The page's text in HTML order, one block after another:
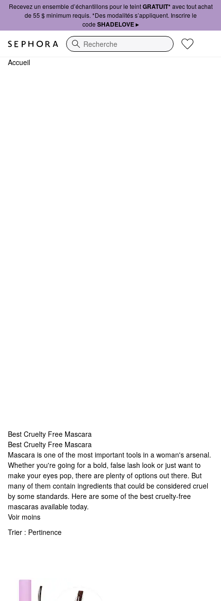
Recevez un ensemble d’échantillons pour le teintGRATUIT*avec tout achat
de 55 $ minimum requis. *Des modalités s’appliquent. Inscrire le
code SHADELOVE ▸
Recherche
Accueil
Best Cruelty Free Mascara
Best Cruelty Free Mascara
Best Cruelty Free Mascara
Mascara is one of the most important tools in a woman's arsenal.
Whether you're going for a bold, false lash look or just want to
make your eyes pop, there are plenty of options out there. But
many of them contain ingredients that could be considered cruel
by some standards. Here are some of the best cruelty-free
mascaras available today.
Voir moins
Trier : Pertinence